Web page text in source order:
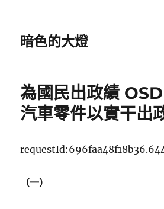
暗色的大燈
為國民出政績
汽車零件以實干出
（一）